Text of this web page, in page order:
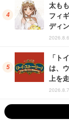
太も
フィ
ディ
「ト
は、
上を